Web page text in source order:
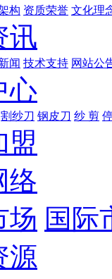
构 资质荣誉 文化理
讯
闻 技术支持 网站公
心
割纱刀 钢皮刀 纱 剪
盟
络
场 国际
源